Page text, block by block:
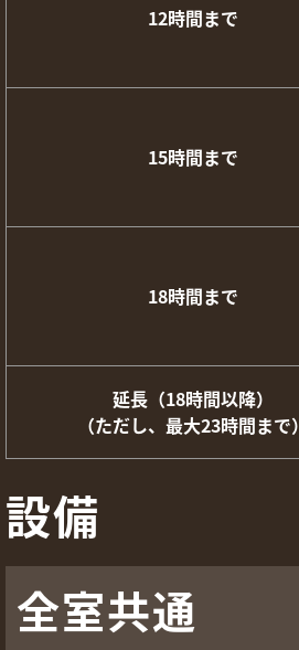
12時間まで
15時間まで
18時間まで
延長（18時間以降）
（ただし、最大23時間まで）
設備
全室共通